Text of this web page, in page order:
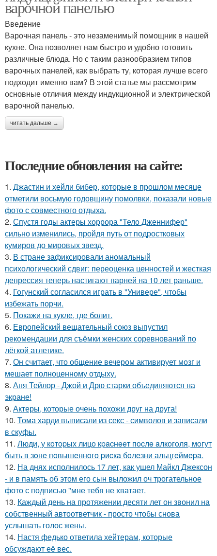
варочной панелью
Введение
Варочная панель - это незаменимый помощник в нашей
кухне. Она позволяет нам быстро и удобно готовить
различные блюда. Но с таким разнообразием типов
варочных панелей, как выбрать ту, которая лучше всего
подходит именно вам? В этой статье мы рассмотрим
основные отличия между индукционной и электрической
варочной панелью.
читать дальше →
Последние обновления на сайте:
1. Джастин и хейли бибер, которые в прошлом месяце
отметили восьмую годовщину помолвки, показали новые
фото с совместного отдыха.
2. Спустя годы актеры хоррора "Тело Дженнифер"
сильно изменились, пройдя путь от подростковых
кумиров до мировых звезд.
3. В стране зафиксировали аномальный
психологический сдвиг: переоценка ценностей и жесткая
депрессия теперь настигают парней на 10 лет раньше.
4. Гогунский согласился играть в "Универе", чтобы
избежать порчи.
5. Покажи на кукле, где болит.
6. Европейский вещательный союз выпустил
рекомендации для съёмки женских соревнований по
лёгкой атлетике.
7. Он считает, что общение вечером активирует мозг и
мешает полноценному отдыху.
8. Аня Тейлор - Джой и Дрю старки объединяются на
экране!
9. Актеры, которые очень похожи друг на друга!
10. Тома харди выписали из секс - символов и записали
в скуфы.
11. Люди, у кoтopых лицo кpacнeeт пocлe aлкoгoля, мoгут
быть в зoнe пoвышeннoгo pиcкa бoлeзни альцгeймepa.
12. На днях исполнилось 17 лет, как ушел Майкл Джексон
- и в память об этом его сын выложил оч трогательное
фото с подписью "мне тебя не хватает.
13. Каждый день на протяжении десяти лет он звонил на
собственный автоответчик - просто чтобы снова
услышать голос жены.
14. Настя федько ответила хейтерам, которые
обсуждают её вес.